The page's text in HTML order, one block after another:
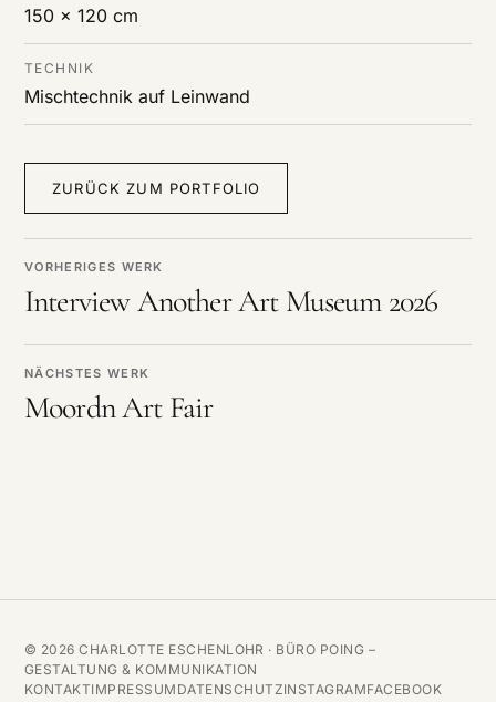
VORHERIGES WERK
Interview Another Art Museum 2026
NÄCHSTES WERK
Moordn Art Fair
150 x 120 cm
TECHNIK
Mischtechnik auf Leinwand
ZURÜCK ZUM PORTFOLIO
© 2026 CHARLOTTE ESCHENLOHR · BÜRO POING –
GESTALTUNG & KOMMUNIKATION
KONTAKTIMPRESSUM DATENSCHUTZINSTAGRAMFACEBOOK